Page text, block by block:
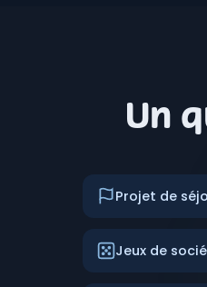
Un
Projet de
Jeux de